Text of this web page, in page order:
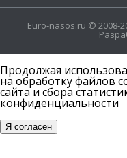
Euro-nasos.ru © 2008-
Продолжая
на обработку файлов
сайта и сбора
конфиденциальности
Я согласен